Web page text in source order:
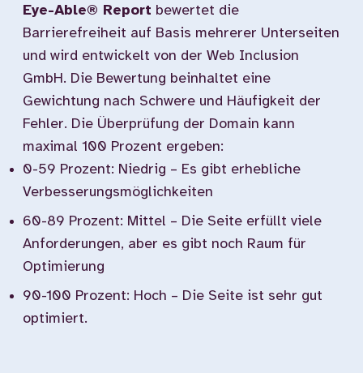
Eye-Able® Report bewertet die
Barrierefreiheit auf Basis mehrerer Unterseiten
und wird entwickelt von der Web Inclusion
GmbH. Die Bewertung beinhaltet eine
Gewichtung nach Schwere und Häufigkeit der
Fehler. Die Überprüfung der Domain kann
maximal 100 Prozent ergeben:
0-59 Prozent: Niedrig – Es gibt erhebliche
Verbesserungsmöglichkeiten
60-89 Prozent: Mittel – Die Seite erfüllt viele
Anforderungen, aber es gibt noch Raum für
Optimierung
90-100 Prozent: Hoch – Die Seite ist sehr gut
optimiert.